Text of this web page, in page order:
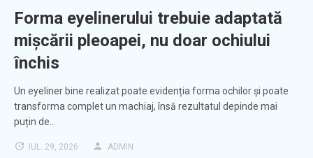
Forma eyelinerului trebuie adaptată
mișcării pleoapei, nu doar ochiului
închis
Un eyeliner bine realizat poate evidenția forma ochilor și poate
transforma complet un machiaj, însă rezultatul depinde mai
puțin de…
IUL. 29, 2026 ADMIN